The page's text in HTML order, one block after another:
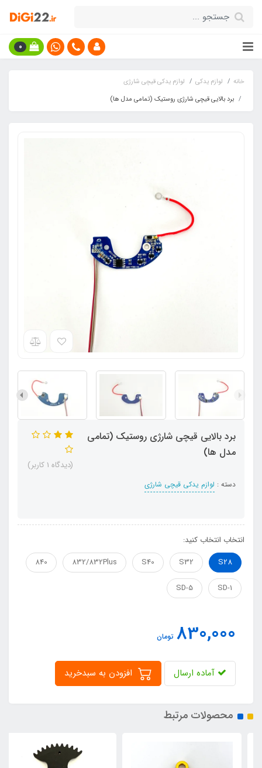
0
خانه لوازم یدکی
لوازم یدکی قیچی شارژی
برد بالایی قیچی شارژی روستیک (تمامی مدل ها)
برد بالایی قیچی شارژی روستیک (تمامی
مدل ها)
دسته : لوازم یدکی قیچی شارژی
(دیدگاه 1 کاربر)
انتخاب انتخاب کنید:
S28
S32
S40
832/832Plus
840
SD-1
SD-5
830,000 تومان
آماده ارسال
محصولات مرتبط